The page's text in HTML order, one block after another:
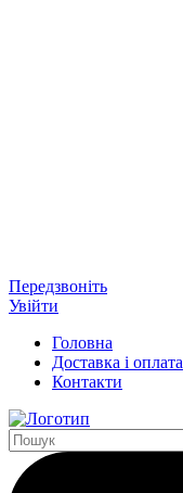
Передзвоніть
Увійти
Головна
Доставка і оплата
Контакти